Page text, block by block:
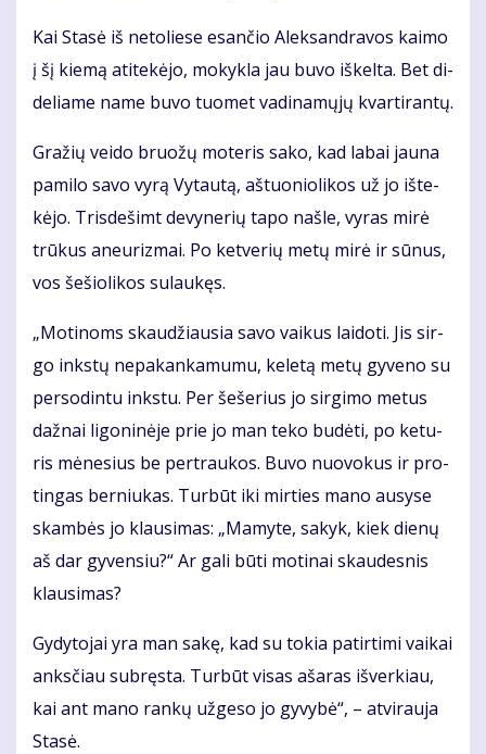
Kai Sta­sė iš ne­to­lie­se esan­čio Alek­san­dra­vos kai­mo
į šį kie­mą ati­te­kė­jo, mo­kyk­la jau bu­vo iš­kel­ta. Bet di­
de­lia­me na­me bu­vo tuo­met va­di­na­mų­jų kvar­ti­ran­tų.
Gra­žių vei­do bruo­žų mo­te­ris sa­ko, kad la­bai jau­na
pa­mi­lo sa­vo vy­rą Vy­tau­tą, aš­tuo­nio­li­kos už jo iš­te­
kė­jo. Tris­de­šimt de­vy­ne­rių ta­po naš­le, vy­ras mi­rė
trū­kus aneu­riz­mai. Po ket­ve­rių me­tų mi­rė ir sū­nus,
vos še­šio­li­kos su­lau­kęs.
„Mo­ti­noms skau­džiau­sia sa­vo vai­kus lai­do­ti. Jis sir­
go inks­tų ne­pa­kan­ka­mu­mu, ke­le­tą me­tų gy­ve­no su
per­so­din­tu inks­tu. Per še­še­rius jo sir­gi­mo me­tus
daž­nai li­go­ni­nė­je prie jo man te­ko bu­dė­ti, po ke­tu­
ris mė­ne­sius be per­trau­kos. Bu­vo nuo­vo­kus ir pro­
tin­gas ber­niu­kas. Tur­būt iki mir­ties ma­no au­sy­se
skam­bės jo klau­si­mas: „Ma­my­te, sa­kyk, kiek die­nų
aš dar gy­ven­siu?“ Ar ga­li bū­ti mo­ti­nai skau­des­nis
klau­si­mas?
Gy­dy­to­jai yra man sa­kę, kad su to­kia pa­tir­ti­mi vai­kai
anks­čiau su­bręs­ta. Tur­būt vi­sas aša­ras iš­ver­kiau,
kai ant ma­no ran­kų už­ge­so jo gy­vy­bė“, – at­vi­rau­ja
Sta­sė.